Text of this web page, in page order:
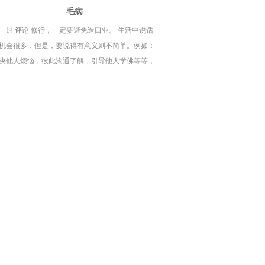
毛病
14 评论 修行，一定要避免造口业。 生活中说话
会很多，但是，要说得有意义则不简单。例如：
他人烦恼，彼此沟通了解，引导他人学佛等等，